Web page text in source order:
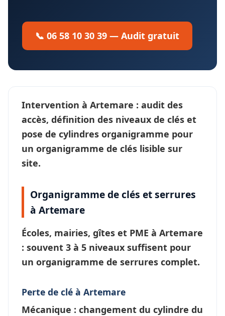
📞 06 58 10 30 39 — Audit gratuit
Intervention à Artemare : audit des
accès, définition des niveaux de clés et
pose de cylindres organigramme pour
un organigramme de clés lisible sur
site.
Organigramme de clés et serrures
à Artemare
Écoles, mairies, gîtes et PME à Artemare
: souvent 3 à 5 niveaux suffisent pour
un organigramme de serrures complet.
Perte de clé à Artemare
Mécanique : changement du cylindre du